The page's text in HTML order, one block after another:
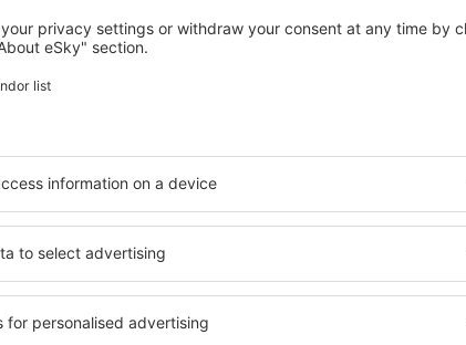
WAITE PARK
Best Western Plus Kelly Inn
Waite Park, 14 august 2026, 2 nopți
Vedeți mai multe hoteluri în St. Stephen